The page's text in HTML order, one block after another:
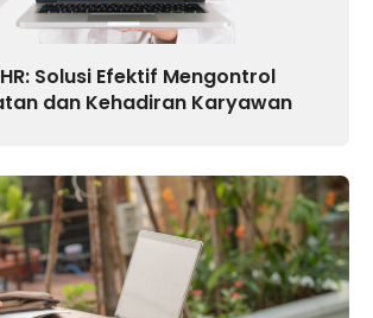
Solusi Efektif Mengontrol
dan Kehadiran Karyawan